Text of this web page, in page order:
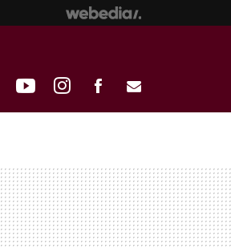
MAIL